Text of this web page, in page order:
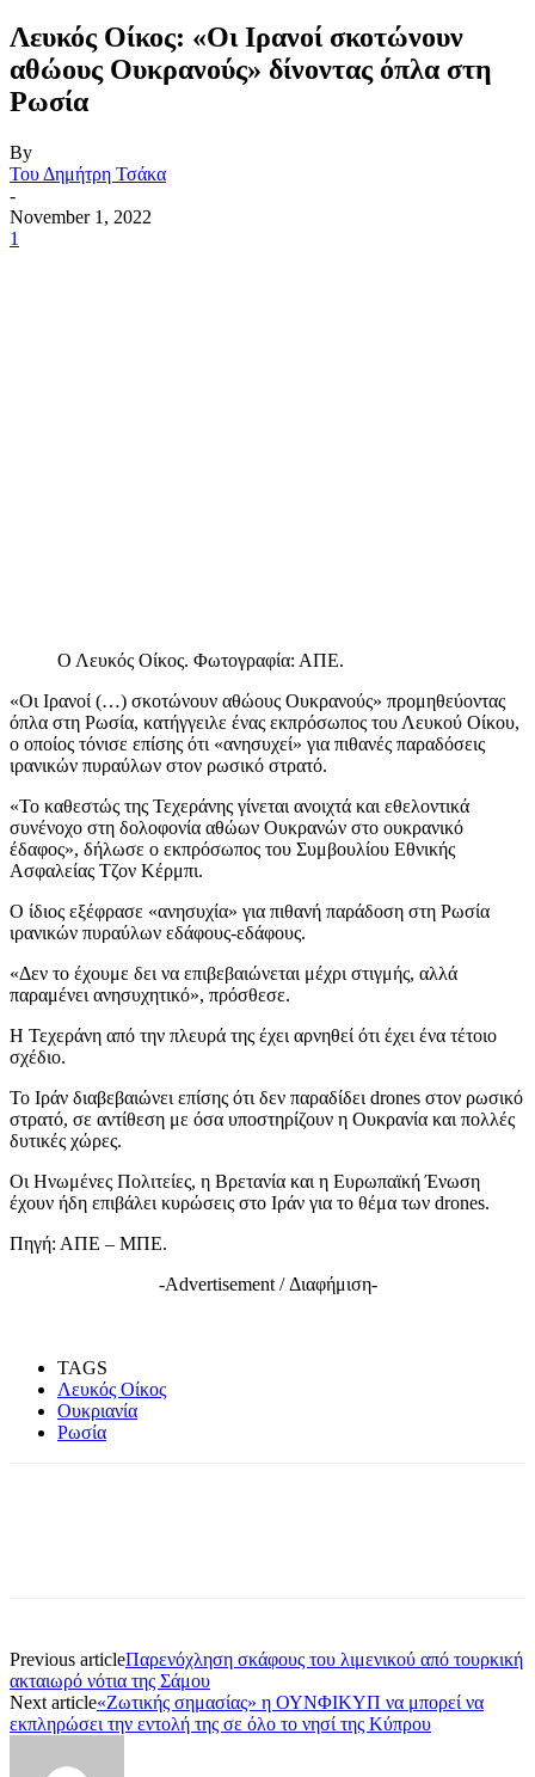
Λευκός Οίκος: «Οι Ιρανοί σκοτώνουν
αθώους Ουκρανούς» δίνοντας όπλα στη
Ρωσία
By
Του Δημήτρη Τσάκα
-
November 1, 2022
1
Ο Λευκός Οίκος. Φωτογραφία: ΑΠΕ.
«Οι Ιρανοί (…) σκοτώνουν αθώους Ουκρανούς» προμηθεύοντας
όπλα στη Ρωσία, κατήγγειλε ένας εκπρόσωπος του Λευκού Οίκου,
ο οποίος τόνισε επίσης ότι «ανησυχεί» για πιθανές παραδόσεις
ιρανικών πυραύλων στον ρωσικό στρατό.
«Το καθεστώς της Τεχεράνης γίνεται ανοιχτά και εθελοντικά
συνένοχο στη δολοφονία αθώων Ουκρανών στο ουκρανικό
έδαφος», δήλωσε ο εκπρόσωπος του Συμβουλίου Εθνικής
Ασφαλείας Τζον Κέρμπι.
Ο ίδιος εξέφρασε «ανησυχία» για πιθανή παράδοση στη Ρωσία
ιρανικών πυραύλων εδάφους-εδάφους.
«Δεν το έχουμε δει να επιβεβαιώνεται μέχρι στιγμής, αλλά
παραμένει ανησυχητικό», πρόσθεσε.
Η Τεχεράνη από την πλευρά της έχει αρνηθεί ότι έχει ένα τέτοιο
σχέδιο.
Το Ιράν διαβεβαιώνει επίσης ότι δεν παραδίδει drones στον ρωσικό
στρατό, σε αντίθεση με όσα υποστηρίζουν η Ουκρανία και πολλές
δυτικές χώρες.
Οι Ηνωμένες Πολιτείες, η Βρετανία και η Ευρωπαϊκή Ένωση
έχουν ήδη επιβάλει κυρώσεις στο Ιράν για το θέμα των drones.
Πηγή: ΑΠΕ – ΜΠΕ.
-Advertisement / Διαφήμιση-
TAGS
Λευκός Οίκος
Ουκριανία
Ρωσία
Previous articleΠαρενόχληση σκάφους του λιμενικού από τουρκική
ακταιωρό νότια της Σάμου
Next article«Ζωτικής σημασίας» η ΟΥΝΦΙΚΥΠ να μπορεί να
εκπληρώσει την εντολή της σε όλο το νησί της Κύπρου